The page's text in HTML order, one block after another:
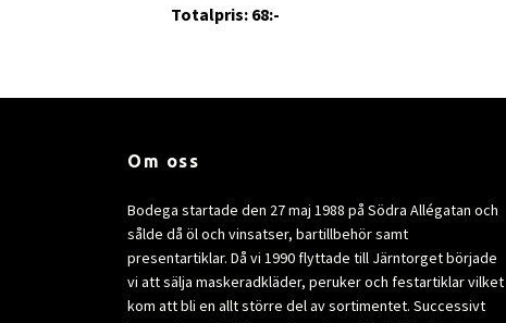
Totalpris: 68:-
Om oss
Bodega startade den 27 maj 1988 på Södra Allégatan och
sålde då öl och vinsatser, bartillbehör samt
presentartiklar. Då vi 1990 flyttade till Järntorget började
vi att sälja maskeradkläder, peruker och festartiklar vilket
kom att bli en allt större del av sortimentet. Successivt